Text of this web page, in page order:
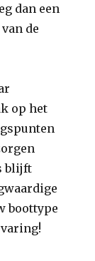
dan een
de
op het
blijft
boottype